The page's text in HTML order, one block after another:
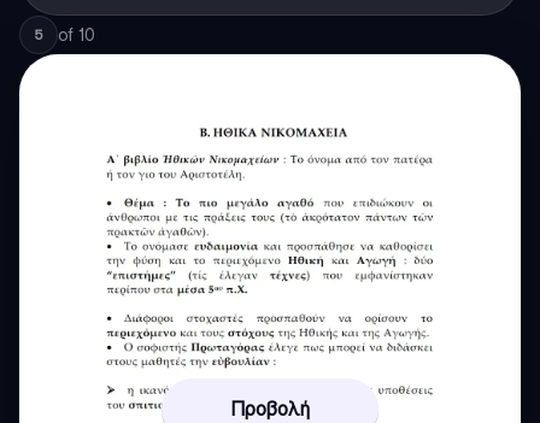
5 of 10
Προβολή